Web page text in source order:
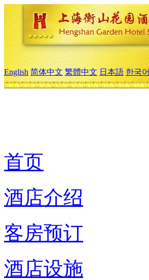
English 简体中文 繁體中文 日本語 한국어
首页
酒店介绍
客房预订
酒店设施